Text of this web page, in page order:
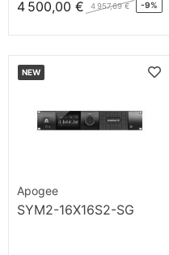
4 500,00 € 4 957,69 € -9%
NEW
Apogee
SYM2-16X16S2-SG